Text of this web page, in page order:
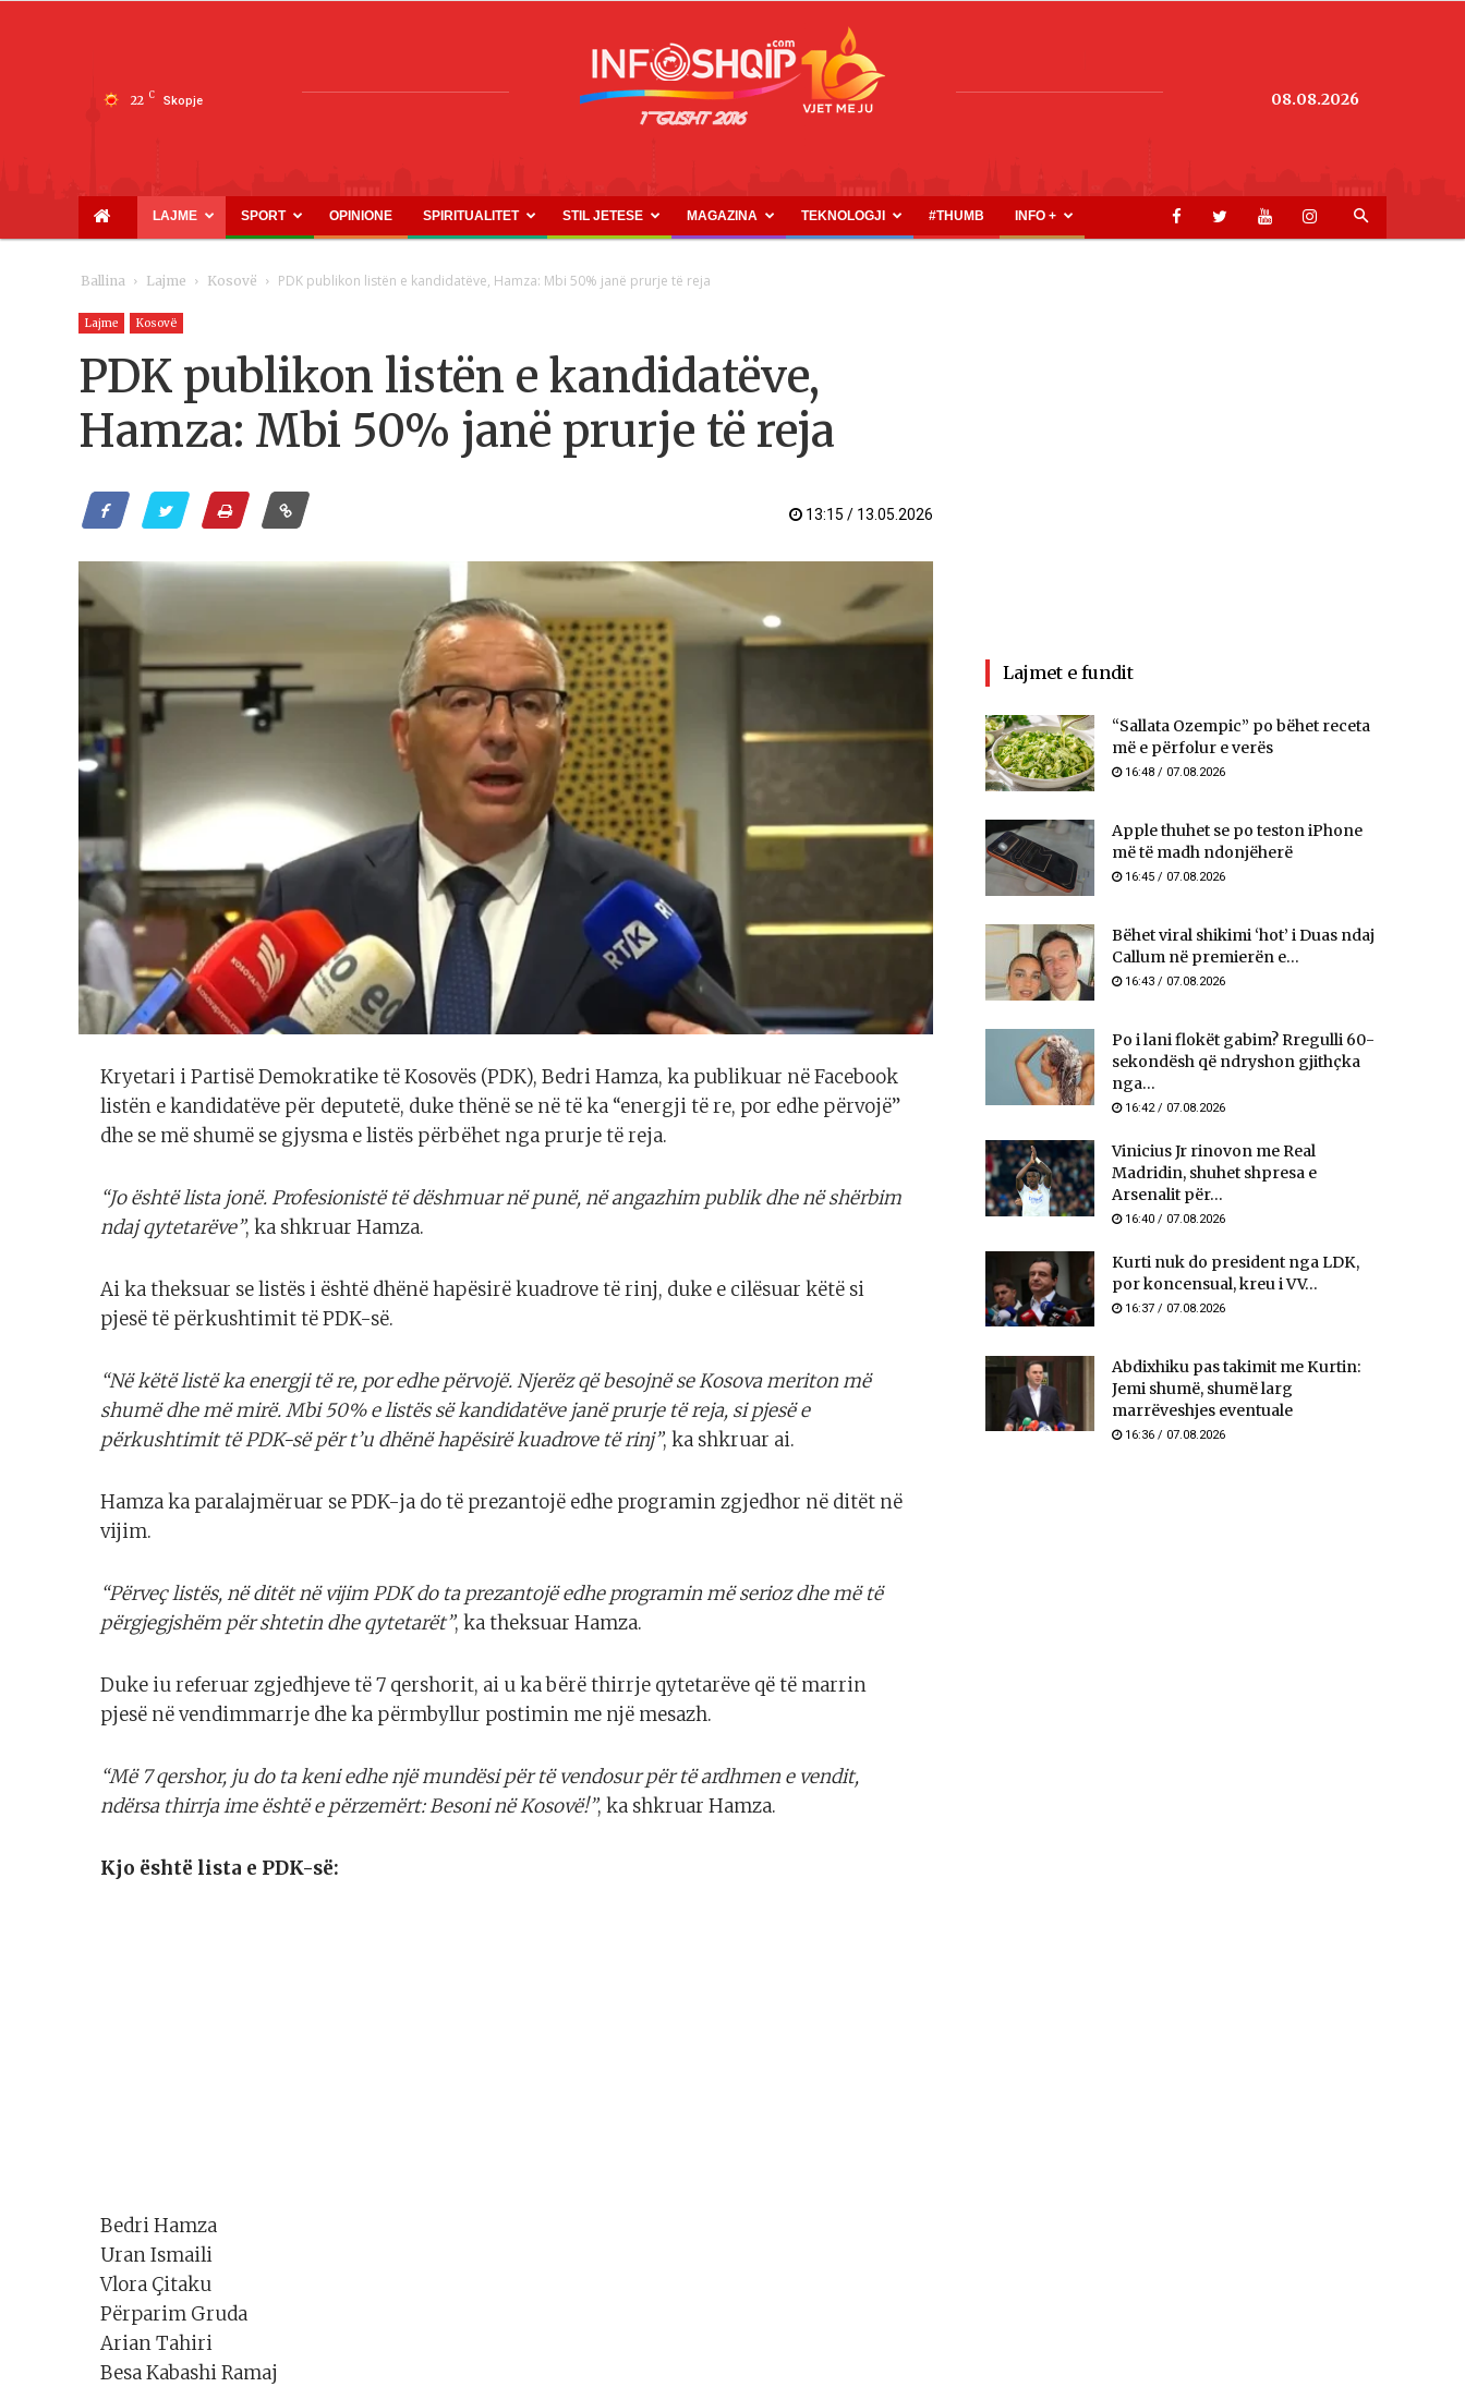
22 C Skopje
INFOSHQIP.COM
08.08.2026
LAJME SPORT OPINIONE SPIRITUALITET STIL JETESE MAGAZINA TEKNOLOGJI #THUMB INFO +
Ballina Lajme Kosovë PDK publikon listën e kandidatëve, Hamza: Mbi 50% janë prurje të reja
Lajme Kosovë
PDK publikon listën e kandidatëve,
Hamza: Mbi 50% janë prurje të reja
13:15 / 13.05.2026
Kryetari i Partisë Demokratike të Kosovës (PDK), Bedri Hamza, ka publikuar në Facebook
listën e kandidatëve për deputetë, duke thënë se në të ka “energji të re, por edhe përvojë”
dhe se më shumë se gjysma e listës përbëhet nga prurje të reja.
“Jo është lista jonë. Profesionistë të dëshmuar në punë, në angazhim publik dhe në shërbim
ndaj qytetarëve”, ka shkruar Hamza.
Ai ka theksuar se listës i është dhënë hapësirë kuadrove të rinj, duke e cilësuar këtë si
pjesë të përkushtimit të PDK-së.
“Në këtë listë ka energji të re, por edhe përvojë. Njerëz që besojnë se Kosova meriton më
shumë dhe më mirë. Mbi 50% e listës së kandidatëve janë prurje të reja, si pjesë e
përkushtimit të PDK-së për t’u dhënë hapësirë kuadrove të rinj”, ka shkruar ai.
Hamza ka paralajmëruar se PDK-ja do të prezantojë edhe programin zgjedhor në ditët në
vijim.
“Përveç listës, në ditët në vijim PDK do ta prezantojë edhe programin më serioz dhe më të
përgjegjshëm për shtetin dhe qytetarët”, ka theksuar Hamza.
Duke iu referuar zgjedhjeve të 7 qershorit, ai u ka bërë thirrje qytetarëve që të marrin
pjesë në vendimmarrje dhe ka përmbyllur postimin me një mesazh.
“Më 7 qershor, ju do ta keni edhe një mundësi për të vendosur për të ardhmen e vendit,
ndërsa thirrja ime është e përzemërt: Besoni në Kosovë!”, ka shkruar Hamza.
Kjo është lista e PDK-së:
Bedri Hamza
Uran Ismaili
Vlora Çitaku
Përparim Gruda
Arian Tahiri
Besa Kabashi Ramaj
Lajmet e fundit
“Sallata Ozempic” po bëhet receta
më e përfolur e verës
16:48 / 07.08.2026
Apple thuhet se po teston iPhone
më të madh ndonjëherë
16:45 / 07.08.2026
Bëhet viral shikimi ‘hot’ i Duas ndaj
Callum në premierën e...
16:43 / 07.08.2026
Po i lani flokët gabim? Rregulli 60-
sekondësh që ndryshon gjithçka
nga...
16:42 / 07.08.2026
Vinicius Jr rinovon me Real
Madridin, shuhet shpresa e
Arsenalit për...
16:40 / 07.08.2026
Kurti nuk do president nga LDK,
por koncensual, kreu i VV...
16:37 / 07.08.2026
Abdixhiku pas takimit me Kurtin:
Jemi shumë, shumë larg
marrëveshjes eventuale
16:36 / 07.08.2026